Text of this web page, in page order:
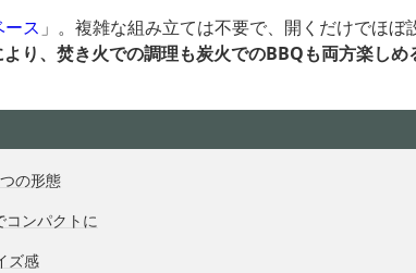
ス 」。複雑な組み立ては不要で、開くだけでほぼ
より、焚き火での調理も炭火でのBBQも両方楽しめ
の形態
コンパクトに
ズ感